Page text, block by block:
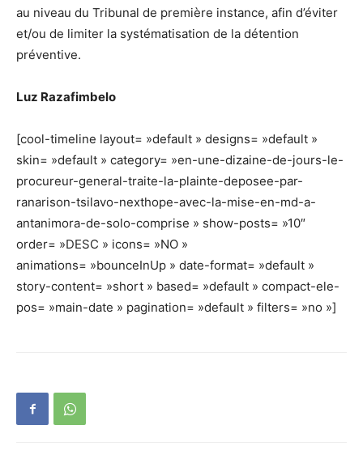
au niveau du Tribunal de première instance, afin d’éviter
et/ou de limiter la systématisation de la détention
préventive.
Luz Razafimbelo
[cool-timeline layout= »default » designs= »default »
skin= »default » category= »en-une-dizaine-de-jours-le-
procureur-general-traite-la-plainte-deposee-par-
ranarison-tsilavo-nexthope-avec-la-mise-en-md-a-
antanimora-de-solo-comprise » show-posts= »10″
order= »DESC » icons= »NO »
animations= »bounceInUp » date-format= »default »
story-content= »short » based= »default » compact-ele-
pos= »main-date » pagination= »default » filters= »no »]